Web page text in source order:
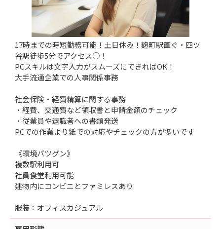
17時までの時短勤務可能！土日休み！麹町駅直ぐ・四ツ
谷駅徒歩5分でアクセス○！
PCスキルは文字入力がスムーズにできればOK！
大手流通企業での人事関係事務
社会保険・経費精算に関する事務
・経費、交通費など領収書と申請金額のチェック
・従業員や退職者への書類発送
PCでの作業より紙での対応やチェックの方が多いです
《環境バツグン》
複数駅利用可
社員食堂利用可能
建物内にコンビニとファミレスあり
服装：オフィスカジュアル